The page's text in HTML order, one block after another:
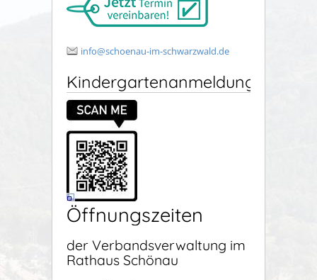
info@schoenau-im-schwarzwald.de
Kindergartenanmeldung
Öffnungszeiten
der Verbandsverwaltung im
Rathaus Schönau